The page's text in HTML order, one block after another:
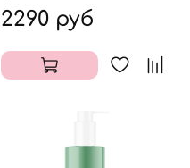
2290 руб